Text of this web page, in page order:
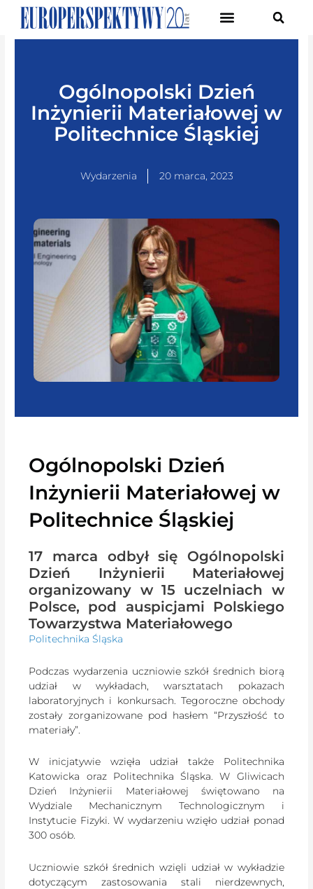
Ogólnopolski Dzień
Inżynierii Materiałowej w
Politechnice Śląskiej
Wydarzenia 20 marca, 2023
Ogólnopolski Dzień
Inżynierii Materiałowej w
Politechnice Śląskiej
17 marca odbył się Ogólnopolski
Dzień Inżynierii Materiałowej
organizowany w 15 uczelniach w
Polsce, pod auspicjami Polskiego
Towarzystwa Materiałowego
Politechnika Śląska
Podczas wydarzenia uczniowie szkół średnich biorą
udział w wykładach, warsztatach pokazach
laboratoryjnych i konkursach. Tegoroczne obchody
zostały zorganizowane pod hasłem “Przyszłość to
materiały”.
W inicjatywie wzięła udział także Politechnika
Katowicka oraz Politechnika Śląska. W Gliwicach
Dzień Inżynierii Materiałowej świętowano na
Wydziale Mechanicznym Technologicznym i
Instytucie Fizyki. W wydarzeniu wzięło udział ponad
300 osób.
Uczniowie szkół średnich wzięli udział w wykładzie
dotyczącym zastosowania stali nierdzewnych,